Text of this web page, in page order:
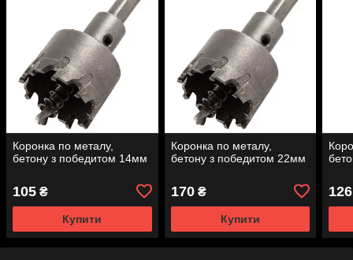
Коронка по металу,
бетону з победитом 14мм
105 ₴
Купити
Коронка по металу,
бетону з победитом 22мм
170₴
Купити
126